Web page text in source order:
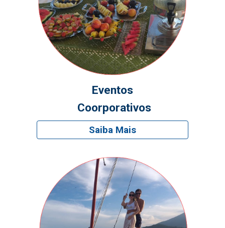
Eventos
Coorporativos
Saiba Mais